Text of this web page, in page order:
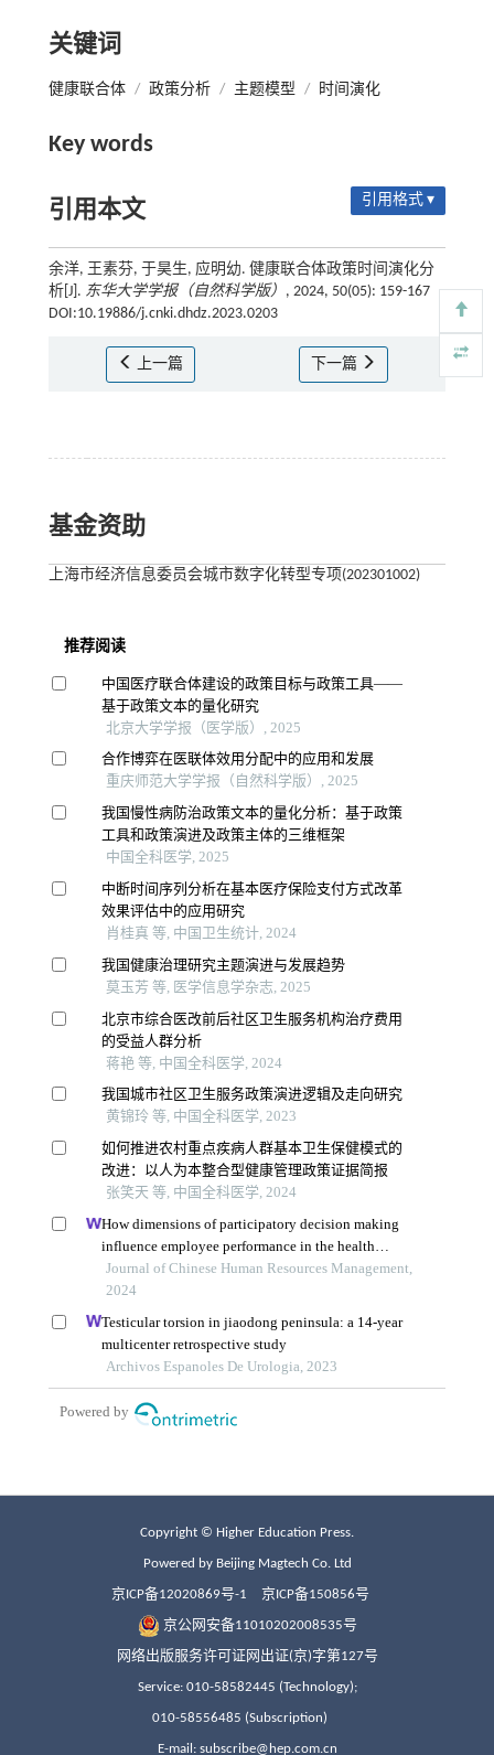
关键词
健康联合体 / 政策分析 / 主题模型 / 时间演化
Key words
引用本文 引用格式 ▾
余洋, 王素芬, 于昊生, 应明幼. 健康联合体政策时间演化分
析[J]. 东华大学学报（自然科学版） , 2024, 50(05): 159-167
DOI:10.19886/j.cnki.dhdz.2023.0203
上一篇 下一篇
基金资助
上海市经济信息委员会城市数字化转型专项(202301002)
Copyright © Higher Education Press.
Powered by Beijing Magtech Co. Ltd
京ICP备12020869号-1 京ICP备150856号
京公网安备11010202008535号
网络出版服务许可证网出证(京)字第127号
Service: 010-58582445 (Technology);
010-58556485 (Subscription)
E-mail: subscribe@hep.com.cn